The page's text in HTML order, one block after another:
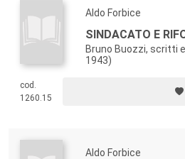
Aldo Forbice
SINDACATO E
Bruno Buozzi, scritti
1943)
cod.
1260.15
Aldo Forbice